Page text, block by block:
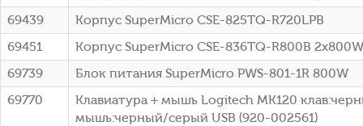
69439
Корпус SuperMicro CSE-825TQ-R720LPB
69451
Корпус SuperMicro CSE-836TQ-R800B
69739
Блок питания SuperMicro PWS-801-1R 800W
69770
Клавиатура + мышь Logitech MK120
мышь:черный/серый USB (920-002561)